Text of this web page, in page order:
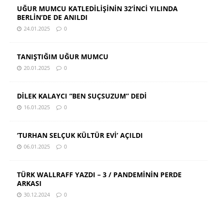
UĞUR MUMCU KATLEDİLİŞİNİN 32’İNCİ YILINDA
BERLİN’DE DE ANILDI
24.01.2025 0
TANIŞTIĞIM UĞUR MUMCU
20.01.2025 0
DİLEK KALAYCI “BEN SUÇSUZUM” DEDİ
16.01.2025 0
‘TURHAN SELÇUK KÜLTÜR EVİ’ AÇILDI
06.01.2025 0
TÜRK WALLRAFF YAZDI – 3 / PANDEMİNİN PERDE
ARKASI
30.12.2024 0